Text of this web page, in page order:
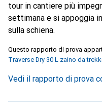
tour in cantiere più
settimana e si appoggia
sulla schiena.
Questo rapporto di prova
Traverse Dry 30 L zaino da
Vedi il rapporto di prova